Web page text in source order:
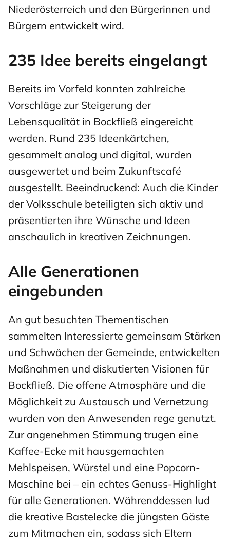
Niederösterreich und den Bürgerinnen und
Bürgern entwickelt wird.
235 Idee bereits eingelangt
Bereits im Vorfeld konnten zahlreiche
Vorschläge zur Steigerung der
Lebensqualität in Bockfließ eingereicht
werden. Rund 235 Ideenkärtchen,
gesammelt analog und digital, wurden
ausgewertet und beim Zukunftscafé
ausgestellt. Beeindruckend: Auch die Kinder
der Volksschule beteiligten sich aktiv und
präsentierten ihre Wünsche und Ideen
anschaulich in kreativen Zeichnungen.
Alle Generationen
eingebunden
An gut besuchten Thementischen
sammelten Interessierte gemeinsam Stärken
und Schwächen der Gemeinde, entwickelten
Maßnahmen und diskutierten Visionen für
Bockfließ. Die offene Atmosphäre und die
Möglichkeit zu Austausch und Vernetzung
wurden von den Anwesenden rege genutzt.
Zur angenehmen Stimmung trugen eine
Kaffee-Ecke mit hausgemachten
Mehlspeisen, Würstel und eine Popcorn-
Maschine bei – ein echtes Genuss-Highlight
für alle Generationen. Währenddessen lud
die kreative Bastelecke die jüngsten Gäste
zum Mitmachen ein, sodass sich Eltern